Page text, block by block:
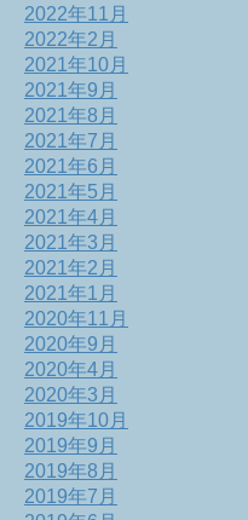
2022年11月
2022年2月
2021年10月
2021年9月
2021年8月
2021年7月
2021年6月
2021年5月
2021年4月
2021年3月
2021年2月
2021年1月
2020年11月
2020年9月
2020年4月
2020年3月
2019年10月
2019年9月
2019年8月
2019年7月